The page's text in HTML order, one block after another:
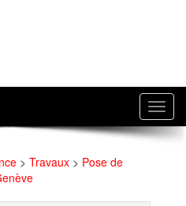
> Travaux > Pose de